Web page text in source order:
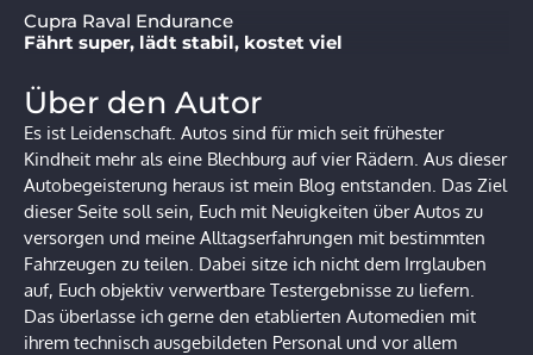
Cupra Raval Endurance
Fährt super, lädt stabil, kostet viel
Über den Autor
Es ist Leidenschaft. Autos sind für mich seit frühester
Kindheit mehr als eine Blechburg auf vier Rädern. Aus dieser
Autobegeisterung heraus ist mein Blog entstanden. Das Ziel
dieser Seite soll sein, Euch mit Neuigkeiten über Autos zu
versorgen und meine Alltagserfahrungen mit bestimmten
Fahrzeugen zu teilen. Dabei sitze ich nicht dem Irrglauben
auf, Euch objektiv verwertbare Testergebnisse zu liefern.
Das überlasse ich gerne den etablierten Automedien mit
ihrem technisch ausgebildeten Personal und vor allem